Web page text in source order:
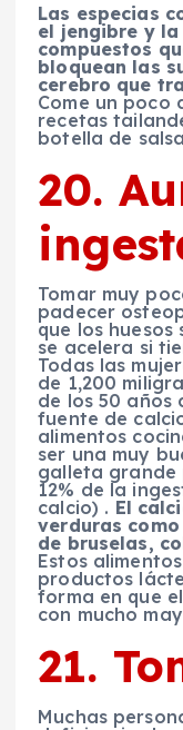
Las especias
el jengibre y la
compuestos
bloquean las
cerebro que
Come un poco
recetas
botella de
20.
Tomar muy
padecer
que los huesos
se acelera si
Todas las
de 1,200
de los 50 años
fuente de
alimentos
ser una muy
galleta grande
12% de la
calcio) . El
verduras
de bruselas,
Estos
productos
forma en que
con mucho
21.
Muchas